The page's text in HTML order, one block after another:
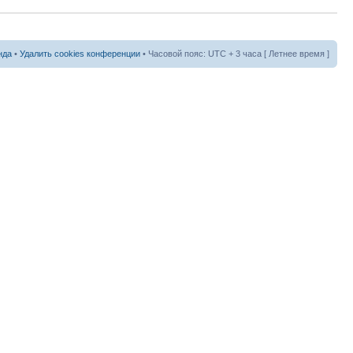
• Удалить cookies конференции • Часовой пояс: UTC + 3 часа [ Летнее время ]